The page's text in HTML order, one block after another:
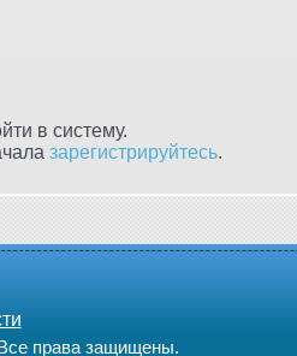
в систему.
зарегистрируйтесь.
права защищены.